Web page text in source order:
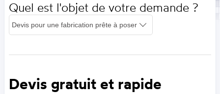
Quel est l'objet de votre demande ?
Devis gratuit et rapide